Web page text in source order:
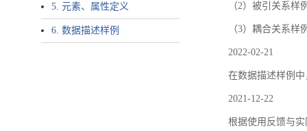
5. 元素、属性定义
6. 数据描述样例
（2）被引关系
（3）耦合关系
2022-02-21
在数据描述样例
2021-12-22
根据使用反馈与